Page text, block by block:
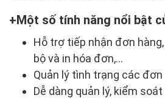
Một số tính năng nổi bật
Hỗ trợ tiếp nhận đơn
bộ và in hóa đơn,...
Quản lý tình trạng các đơn
Dễ dàng quản lý, kiểm